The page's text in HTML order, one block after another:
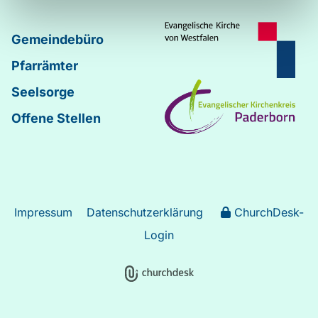
Gemeindebüro
Pfarrämter
Seelsorge
Offene Stellen
Impressum Datenschutzerklärung
ChurchDesk-
Login